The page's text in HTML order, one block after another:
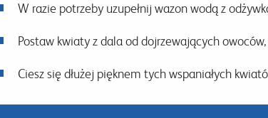
W razie potrzeby uzupełnij wazon wodą z
Postaw kwiaty z dala od dojrzewających
Ciesz się dłużej pięknem tych wspaniałych